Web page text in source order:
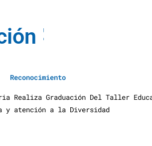
ión A
Reconocimiento
Realiza Graduación Del Taller
y atención a la Diversidad